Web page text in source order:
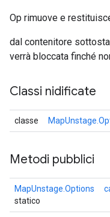
Op rimuove e
dal contenitore
verrà bloccata finché
Classi nidificate
classe
Metodi pubblici
MapUnstage.Options
statico